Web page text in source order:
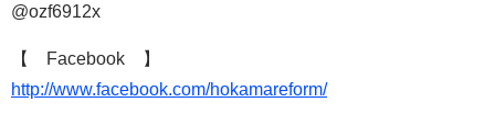
@ozf6912x
【 Facebook 】
http://www.facebook.com/hokamareform/